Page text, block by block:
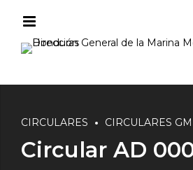
CIRCULARES CIRCULARES GM
Circular AD